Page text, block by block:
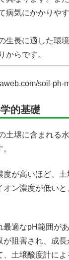
病気にかかりや
生長に適した環
からです。
soil-ph-
的基礎
土壌に含まれる
度が高いほど、
オン濃度が低い
最適なpH範囲が
が阻害され、成
、土壌酸度計に